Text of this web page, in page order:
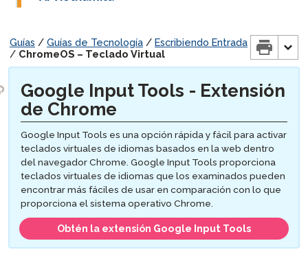
Guías / Guías de Tecnología / Escribiendo Entrada
/ ChromeOS – Teclado Virtual
Google Input Tools - Extensión
de Chrome
Google Input Tools es una opción rápida y fácil para activar
teclados virtuales de idiomas basados en la web dentro
del navegador Chrome. Google Input Tools proporciona
teclados virtuales de idiomas que los examinados pueden
encontrar más fáciles de usar en comparación con lo que
proporciona el sistema operativo Chrome.
Obtén la extensión Google Input Tools